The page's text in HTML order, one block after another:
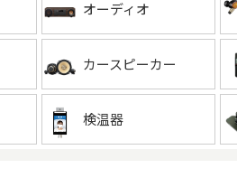
オーディオ
カースピーカー
検温器